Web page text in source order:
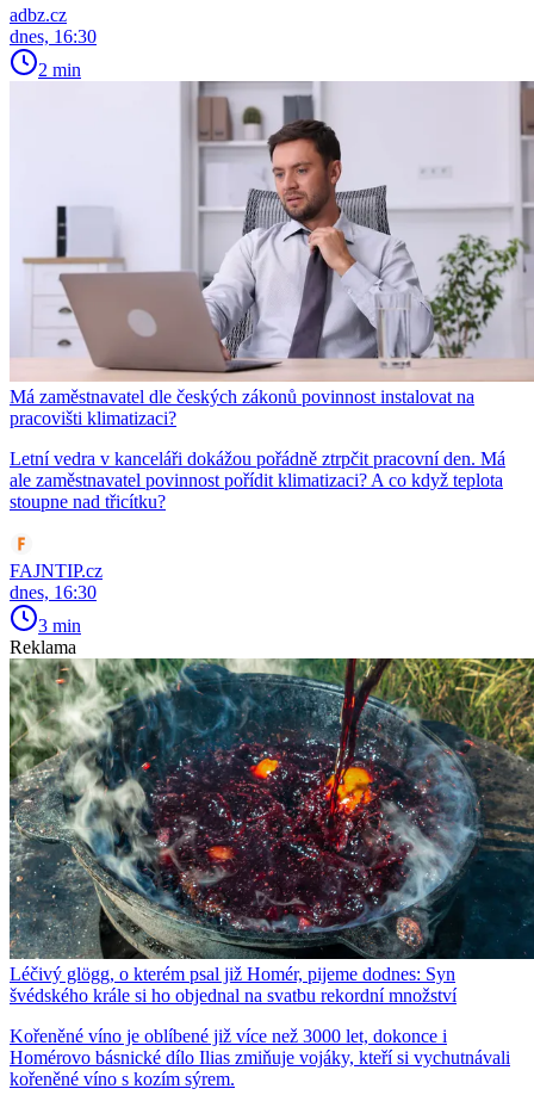
adbz.cz
dnes, 16:30
2 min
Má zaměstnavatel dle českých zákonů povinnost instalovat na
pracovišti klimatizaci?
Letní vedra v kanceláři dokážou pořádně ztrpčit pracovní den. Má
ale zaměstnavatel povinnost pořídit klimatizaci? A co když teplota
stoupne nad třicítku?
FAJNTIP.cz
dnes, 16:30
3 min
Reklama
Léčivý glögg, o kterém psal již Homér, pijeme dodnes: Syn
švédského krále si ho objednal na svatbu rekordní množství
Kořeněné víno je oblíbené již více než 3000 let, dokonce i
Homérovo básnické dílo Ilias zmiňuje vojáky, kteří si vychutnávali
kořeněné víno s kozím sýrem.